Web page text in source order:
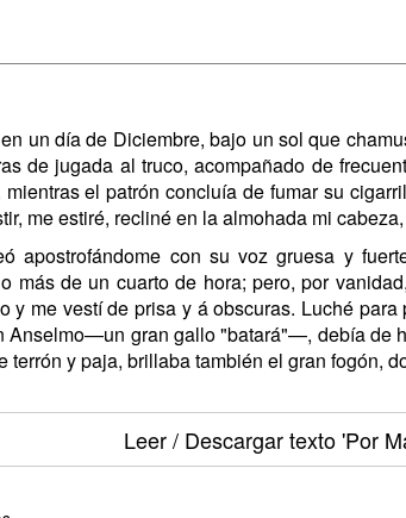
un día de Diciembre, bajo un sol que
de jugada al truco, acompañado de
el patrón concluía de fumar su
me estiré, recliné en la almohada mi
apostrofándome con su voz gruesa y
más de un cuarto de hora; pero, por
me vestí de prisa y á obscuras. Luché
Anselmo—un gran gallo "batará"—, debía de
terrón y paja, brillaba también el gran fogón,
Leer / Descargar texto'Por